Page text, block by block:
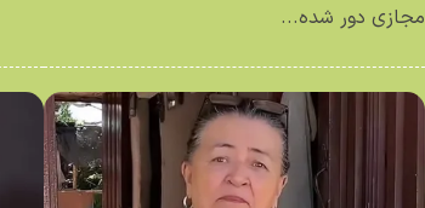
مجازی دور شده...